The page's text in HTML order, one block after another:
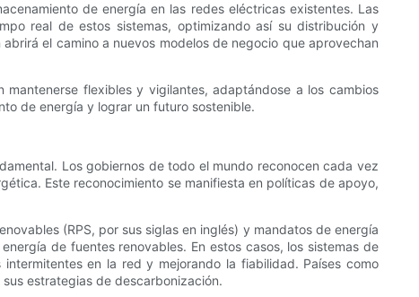
de energía en las redes eléctricas existentes. Las
real de estos sistemas, optimizando así su distribución y
el camino a nuevos modelos de negocio que aprovechan
flexibles y vigilantes, adaptándose a los cambios
de energía y lograr un futuro sostenible.
Los gobiernos de todo el mundo reconocen cada vez
Este reconocimiento se manifiesta en políticas de apoyo,
(RPS, por sus siglas en inglés) y mandatos de energía
de fuentes renovables. En estos casos, los sistemas de
en la red y mejorando la fiabilidad. Países como
estrategias de descarbonización.